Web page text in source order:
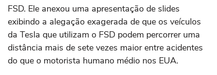
FSD. Ele anexou uma apresentação de slides
exibindo a alegação exagerada de que ‌os veículos
da Tesla que utilizam o FSD podem percorrer ⁠uma
distância mais de sete vezes maior entre ⁠acidentes
do que o motorista humano médio nos EUA.